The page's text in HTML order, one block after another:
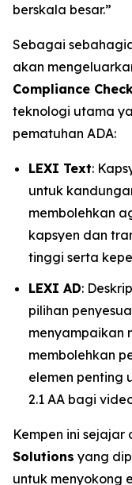
berskala besar.”
Sebagai
akan
Compliance
teknologi utama
pematuhan ADA:
LEXI Text:
untuk
membolehkan
kapsyen dan
tinggi serta
LEXI AD:
pilihan
menyampaikan
membolehkan
elemen penting
2.1 AA bagi
Kempen ini sejajar
Solutions yang
untuk menyokong